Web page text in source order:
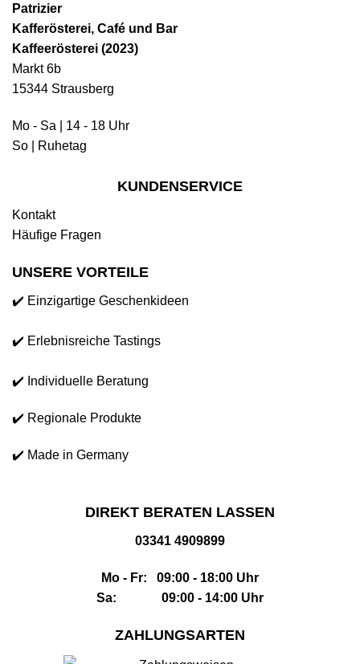
Patrizier
Kafferösterei, Café und Bar
Kaffeerösterei (2023)
Markt 6b
15344 Strausberg
Mo - Sa | 14 - 18 Uhr
So | Ruhetag
KUNDENSERVICE
Kontakt
Häufige Fragen
UNSERE VORTEILE
✔️ Einzigartige Geschenkideen
✔️ Erlebnisreiche Tastings
✔️ Individuelle Beratung
✔️ Regionale Produkte
✔️ Made in Germany
DIREKT BERATEN LASSEN
03341 4909899
Mo - Fr: 09:00 - 18:00 Uhr
Sa: 09:00 - 14:00 Uhr
ZAHLUNGSARTEN